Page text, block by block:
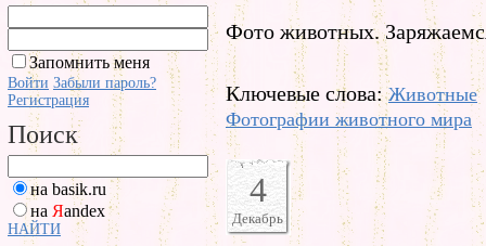
Запомнить меня
Войти Забыли пароль?
Регистрация
Поиск
на basik.ru
на Яandex
НАЙТИ
Фото животных.
Ключевые слова:Животные
Фотографии животного мира
4
Декабрь